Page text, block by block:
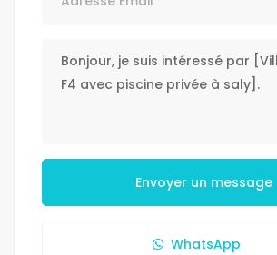
Envoyer un message
WhatsApp